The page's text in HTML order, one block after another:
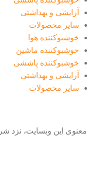
آرایشی و بهداشتی
سایر محصولات
خوشبوکننده هوا
خوشبوکننده ماشین
خوشبوکننده پاششی
آرایشی و بهداشتی
سایر محصولات
این وبسایت، نزد